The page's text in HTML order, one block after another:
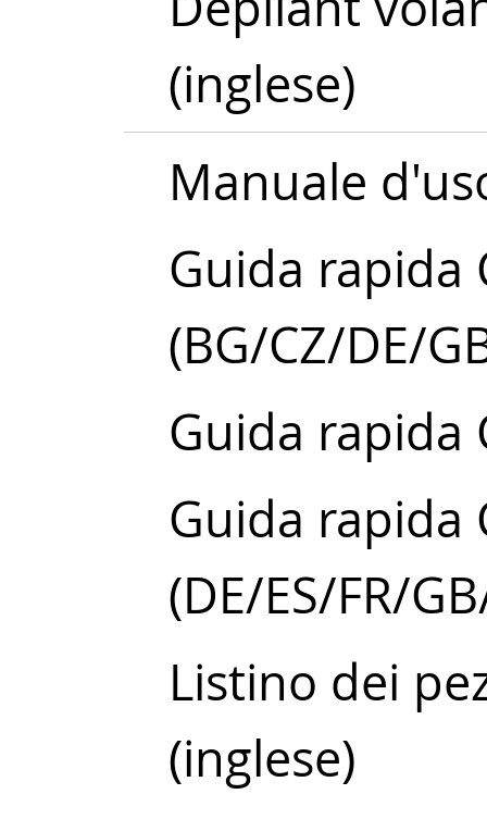
(inglese)
Manuale
Guida rapida
(BG/CZ/DE/
Guida rapida
Guida rapida
(DE/ES/FR/
Listino dei
(inglese)